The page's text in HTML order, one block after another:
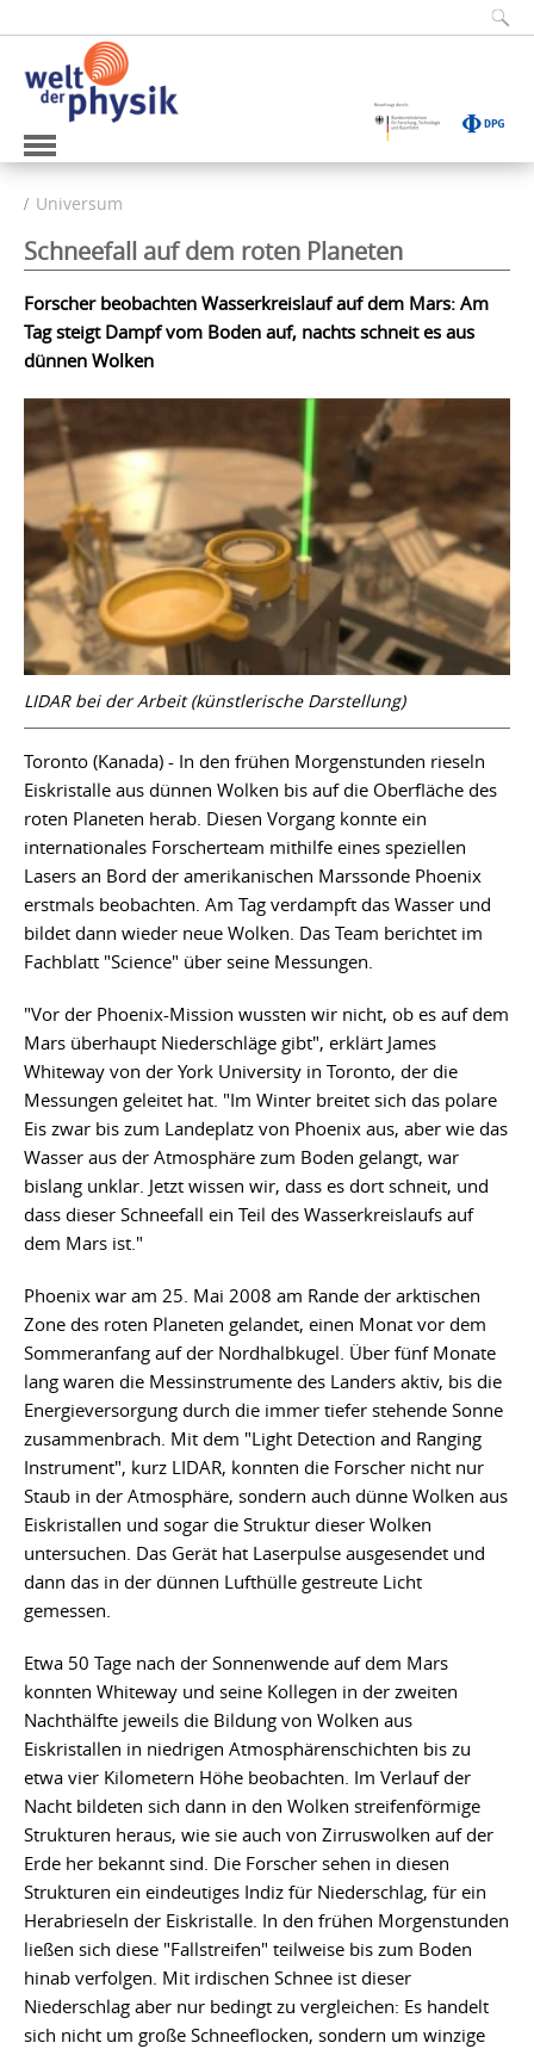
Universum
Schneefall auf dem roten Planeten
Forscher beobachten Wasserkreislauf auf dem Mars: Am
Tag steigt Dampf vom Boden auf, nachts schneit es aus
dünnen Wolken
LIDAR bei der Arbeit (künstlerische Darstellung)
Toronto (Kanada) - In den frühen Morgenstunden rieseln
Eiskristalle aus dünnen Wolken bis auf die Oberfläche des
roten Planeten herab. Diesen Vorgang konnte ein
internationales Forscherteam mithilfe eines speziellen
Lasers an Bord der amerikanischen Marssonde Phoenix
erstmals beobachten. Am Tag verdampft das Wasser und
bildet dann wieder neue Wolken. Das Team berichtet im
Fachblatt "Science" über seine Messungen.
"Vor der Phoenix-Mission wussten wir nicht, ob es auf dem
Mars überhaupt Niederschläge gibt", erklärt James
Whiteway von der York University in Toronto, der die
Messungen geleitet hat. "Im Winter breitet sich das polare
Eis zwar bis zum Landeplatz von Phoenix aus, aber wie das
Wasser aus der Atmosphäre zum Boden gelangt, war
bislang unklar. Jetzt wissen wir, dass es dort schneit, und
dass dieser Schneefall ein Teil des Wasserkreislaufs auf
dem Mars ist."
Phoenix war am 25. Mai 2008 am Rande der arktischen
Zone des roten Planeten gelandet, einen Monat vor dem
Sommeranfang auf der Nordhalbkugel. Über fünf Monate
lang waren die Messinstrumente des Landers aktiv, bis die
Energieversorgung durch die immer tiefer stehende Sonne
zusammenbrach. Mit dem "Light Detection and Ranging
Instrument", kurz LIDAR, konnten die Forscher nicht nur
Staub in der Atmosphäre, sondern auch dünne Wolken aus
Eiskristallen und sogar die Struktur dieser Wolken
untersuchen. Das Gerät hat Laserpulse ausgesendet und
dann das in der dünnen Lufthülle gestreute Licht
gemessen.
Etwa 50 Tage nach der Sonnenwende auf dem Mars
konnten Whiteway und seine Kollegen in der zweiten
Nachthälfte jeweils die Bildung von Wolken aus
Eiskristallen in niedrigen Atmosphärenschichten bis zu
etwa vier Kilometern Höhe beobachten. Im Verlauf der
Nacht bildeten sich dann in den Wolken streifenförmige
Strukturen heraus, wie sie auch von Zirruswolken auf der
Erde her bekannt sind. Die Forscher sehen in diesen
Strukturen ein eindeutiges Indiz für Niederschlag, für ein
Herabrieseln der Eiskristalle. In den frühen Morgenstunden
ließen sich diese "Fallstreifen" teilweise bis zum Boden
hinab verfolgen. Mit irdischen Schnee ist dieser
Niederschlag aber nur bedingt zu vergleichen: Es handelt
sich nicht um große Schneeflocken, sondern um winzige